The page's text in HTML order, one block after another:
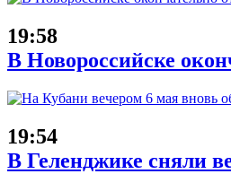
19:58
В Новороссийске
19:54
В Геленджике сняли